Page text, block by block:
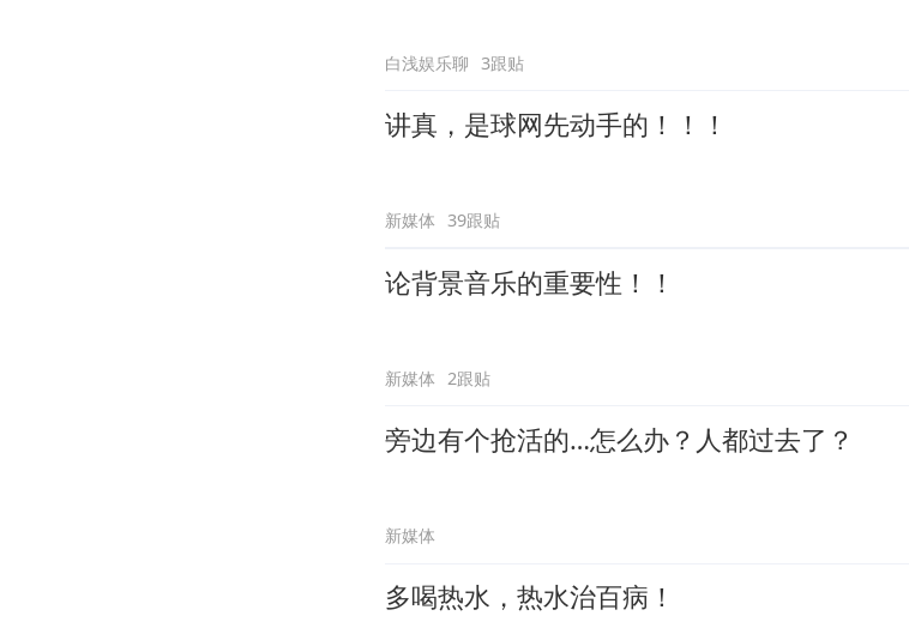
白浅娱乐聊 3跟贴
讲真，是球网先动手的！！！
新媒体 39跟贴
论背景音乐的重要性！！
新媒体 2跟贴
旁边有个抢活的…怎么办？人都过去了？
新媒体
多喝热水，热水治百病！